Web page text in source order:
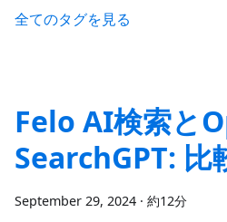
全てのタグを見る
Felo AI検索と
SearchGPT: 比
September 29, 2024 · 約12分